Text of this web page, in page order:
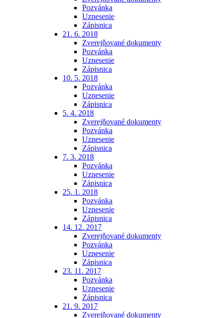
Pozvánka
Uznesenie
Zápisnica
21. 6. 2018
Zverejňované dokumenty
Pozvánka
Uznesenie
Zápisnica
10. 5. 2018
Pozvánka
Uznesenie
Zápisnica
5. 4. 2018
Zverejňované dokumenty
Pozvánka
Uznesenie
Zápisnica
7. 3. 2018
Pozvánka
Uznesenie
Zápisnica
25. 1. 2018
Pozvánka
Uznesenie
Zápisnica
14. 12. 2017
Zverejňované dokumenty
Pozvánka
Uznesenie
Zápisnica
23. 11. 2017
Pozvánka
Uznesenie
Zápisnica
21. 9. 2017
Zverejňované dokumenty